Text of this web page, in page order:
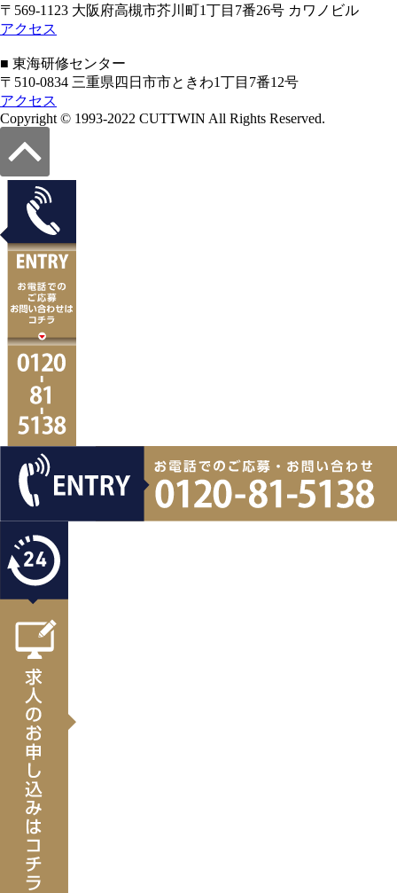
〒569-1123 大阪府高槻市芥川町1丁目7番26号 カワノビル
アクセス
■ 東海研修センター
〒510-0834 三重県四日市市ときわ1丁目7番12号
アクセス
Copyright © 1993-2022 CUTTWIN All Rights Reserved.